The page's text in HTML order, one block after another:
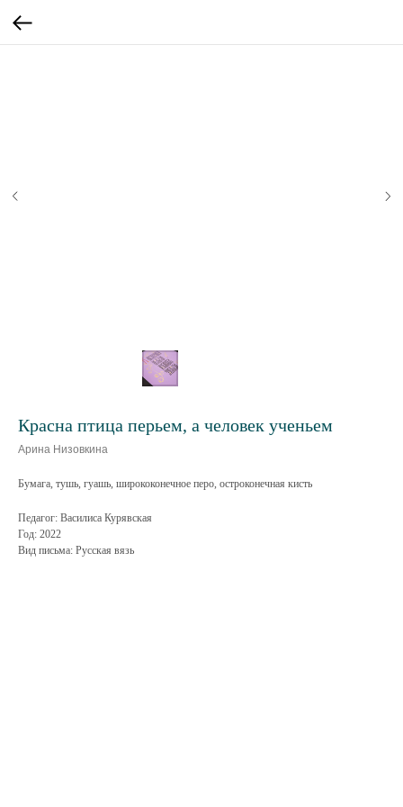
Красна птица перьем, а человек ученьем
Арина Низовкина
Бумага, тушь, гуашь, ширококонечное перо, остроконечная кисть
Педагог: Василиса Курявская
Год: 2022
Вид письма: Русская вязь